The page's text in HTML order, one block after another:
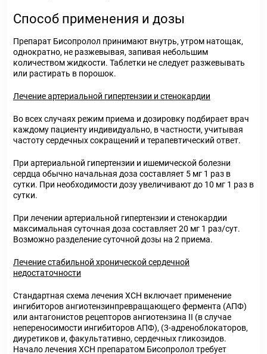
Способ применения и дозы
Препарат Бисопролол принимают внутрь, утром натощак,
однократно, не разжевывая, запивая небольшим
количеством жидкости. Таблетки не следует разжевывать
или растирать в порошок.
Лечение артериальной гипертензии и стенокардии
Во всех случаях режим приема и дозировку подбирает врач
каждому пациенту индивидуально, в частности, учитывая
частоту сердечных сокращений и терапевтический ответ.
При артериальной гипертензии и ишемической болезни
сердца обычно начальная доза составляет 5 мг 1 раз в
сутки. При необходимости дозу увеличивают до 10 мг 1 раз в
сутки.
При лечении артериальной гипертензии и стенокардии
максимальная суточная доза составляет 20 мг 1 раз/сут.
Возможно разделение суточной дозы на 2 приема.
Лечение стабильной хронической сердечной
недостаточности
Стандартная схема лечения ХСН включает применение
ингибиторов ангиотензинпревращающего фермента (АПФ)
или антагонистов рецепторов ангиотензина II (в случае
непереносимости ингибиторов АПФ), (3-адреноблокаторов,
диуретиков и, факультативно, сердечных гликозидов.
Начало лечения ХСН препаратом Бисопролол требует